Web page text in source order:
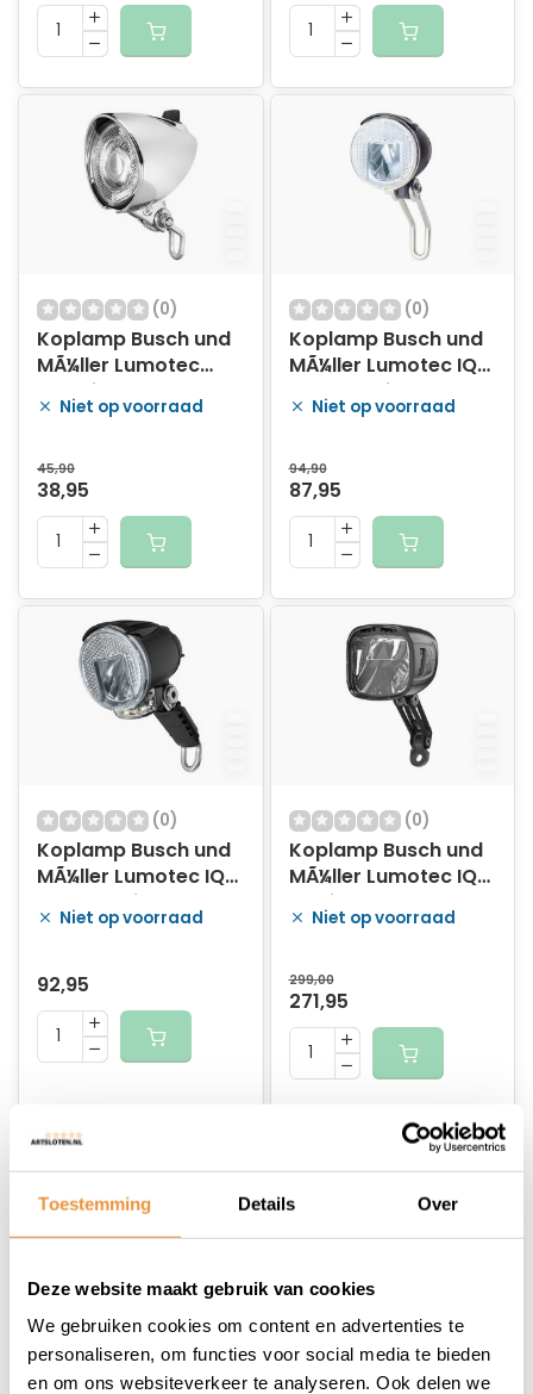
Toestemming Details Over
Deze website maakt gebruik van cookies
We gebruiken cookies om content en advertenties te
personaliseren, om functies voor social media te bieden
en om ons websiteverkeer te analyseren. Ook delen we
(0)
Koplamp Busch und
MÃ¼ller Lumotec
Classic N Retro Look
25 Lux - RVS
Niet op voorraad
45,90
38,95
(0)
Koplamp Busch und
MÃ¼ller Lumotec IQ
Cyo Premium R
Senso Plus 60 Lux -
Niet op voorraad
94,90
87,95
(0)
Koplamp Busch und
MÃ¼ller Lumotec IQ
Cyo Premium RT
Senso Plus 60 Lux -
Niet op voorraad
92,95
(0)
Koplamp Busch und
MÃ¼ller Lumotec IQ-
XL High Beam voor
e-bike - 120/170 Lux
Niet op voorraad
299,00
271,95
(0)
Koplamp Busch und
MÃ¼ller Lumotec IQ-
(0)
Koplamp Busch und
MÃ¼ller Lumotec